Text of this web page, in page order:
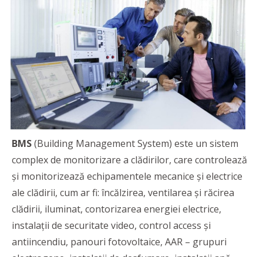
BMS(Building Management System) este un sistem
complex de monitorizare a clădirilor, care controlează
şi monitorizează echipamentele mecanice şi electrice
ale clădirii, cum ar fi: încălzirea, ventilarea şi răcirea
clădirii, iluminat, contorizarea energiei electrice,
instalaţii de securitate video, control access şi
antiincendiu, panouri fotovoltaice, AAR – grupuri